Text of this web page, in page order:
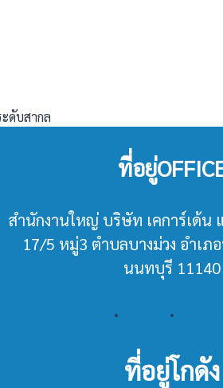
ดับสากล
ที่อยู่
สำนักงานใหญ่ บริษัท เคการ์เด้น
17/5 หมู่3 ตำบลบางม่วง อำเภ
นนทบุรี 11140
ที่อยู่โกดัง